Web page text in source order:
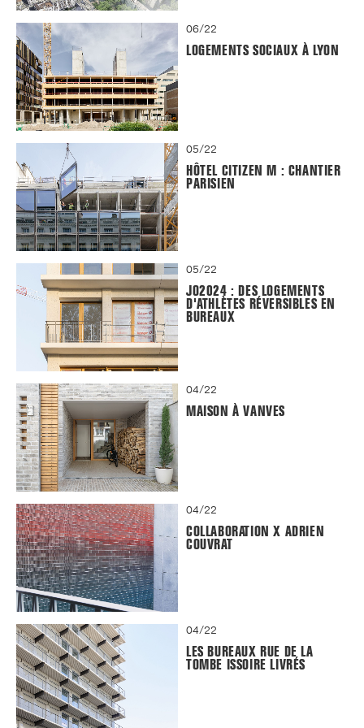
06/22
LOGEMENTS SOCIAUX À LYON
05/22
HÔTEL CITIZEN M : CHANTIER
PARISIEN
05/22
JO2024 : DES LOGEMENTS
D'ATHLÈTES RÉVERSIBLES EN
BUREAUX
04/22
MAISON À VANVES
04/22
COLLABORATION X ADRIEN
COUVRAT
04/22
LES BUREAUX RUE DE LA
TOMBE ISSOIRE LIVRÉS